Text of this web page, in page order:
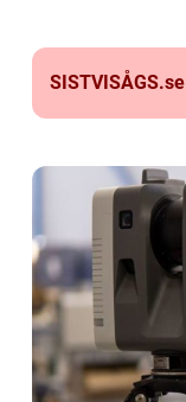
SISTVISÅGS.se